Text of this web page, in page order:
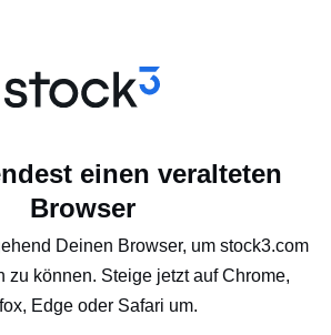
einen veralteten
Browser
Deinen Browser, um stock3.com
zu können. Steige jetzt auf Chrome,
Edge oder Safari um.